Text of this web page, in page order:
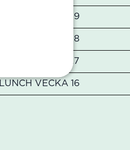
LUNCH VECKA 19
LUNCH VECKA 18
LUNCH VECKA 17
LUNCH VECKA 16